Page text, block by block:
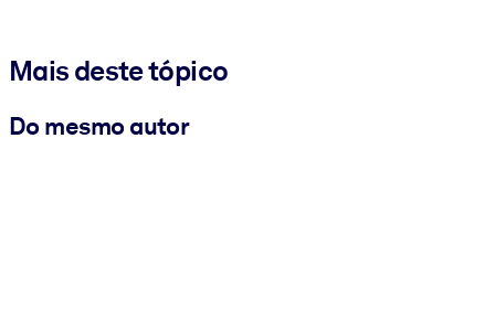
Mais deste tópico
Do mesmo autor